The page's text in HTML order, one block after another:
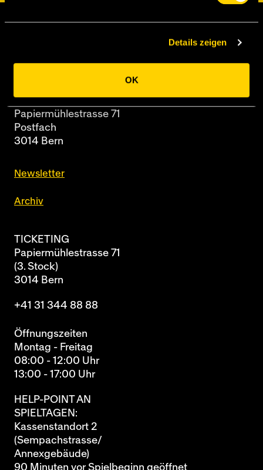
Details zeigen
OK
BSC Young Boys AG
Papiermühlestrasse 71
Postfach
3014 Bern
Newsletter
Archiv
TICKETING
Papiermühlestrasse 71
(3. Stock)
3014 Bern
+41 31 344 88 88
Öffnungszeiten
Montag - Freitag
08:00 - 12:00 Uhr
13:00 - 17:00 Uhr
HELP-POINT AN
SPIELTAGEN:
Kassenstandort 2
(Sempachstrasse/
Annexgebäude)
90 Minuten vor Spielbeginn geöffnet